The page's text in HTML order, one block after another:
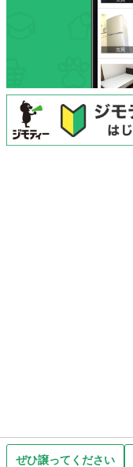
ぜひ譲ってください